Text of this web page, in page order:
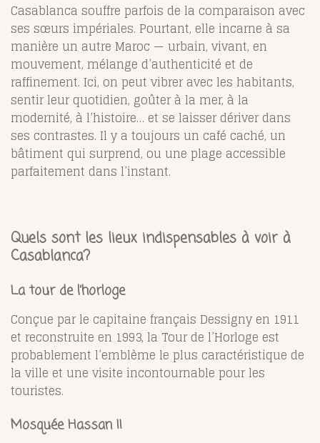
Casablanca souffre parfois de la comparaison avec
ses sœurs impériales. Pourtant, elle incarne à sa
manière un autre Maroc — urbain, vivant, en
mouvement, mélange d’authenticité et de
raffinement. Ici, on peut vibrer avec les habitants,
sentir leur quotidien, goûter à la mer, à la
modernité, à l’histoire… et se laisser dériver dans
ses contrastes. Il y a toujours un café caché, un
bâtiment qui surprend, ou une plage accessible
parfaitement dans l’instant.
Quels sont les lieux indispensables à voir à
Casablanca?
La tour de l’horloge
Conçue par le capitaine français Dessigny en 1911
et reconstruite en 1993, la Tour de l’Horloge est
probablement l’emblème le plus caractéristique de
la ville et une visite incontournable pour les
touristes.
Mosquée Hassan II